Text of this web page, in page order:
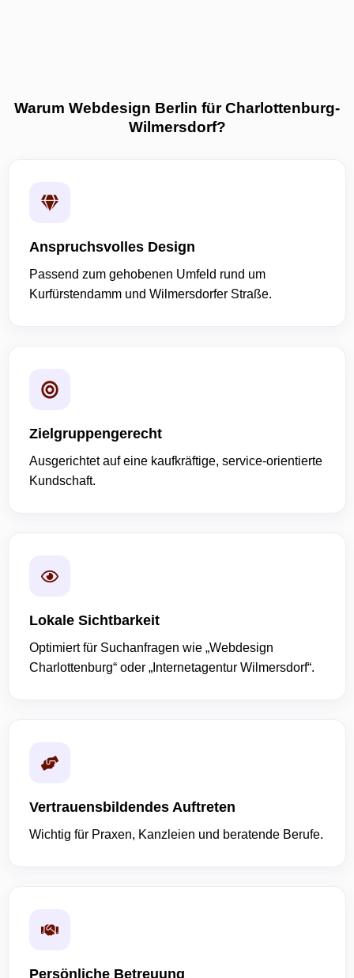
Warum Webdesign Berlin für Charlottenburg-
Wilmersdorf?
Anspruchsvolles Design
Passend zum gehobenen Umfeld rund um
Kurfürstendamm und Wilmersdorfer Straße.
Zielgruppengerecht
Ausgerichtet auf eine kaufkräftige, service-orientierte
Kundschaft.
Lokale Sichtbarkeit
Optimiert für Suchanfragen wie „Webdesign
Charlottenburg“ oder „Internetagentur Wilmersdorf“.
Vertrauensbildendes Auftreten
Wichtig für Praxen, Kanzleien und beratende Berufe.
Persönliche Betreuung